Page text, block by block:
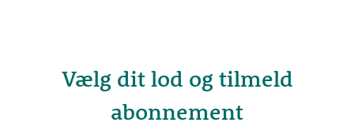
Vælg dit lod og tilmeld
abonnement